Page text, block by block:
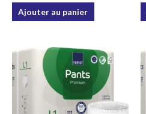
Ajouter au panier